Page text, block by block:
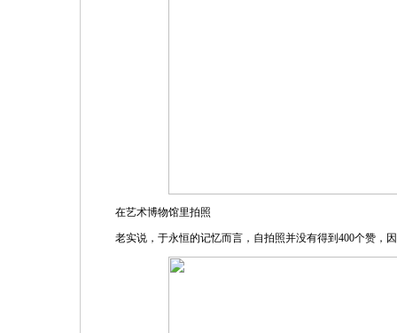
在艺术博物馆里拍照
老实说，于永恒的记忆而言，自拍照并没有得到400个赞，